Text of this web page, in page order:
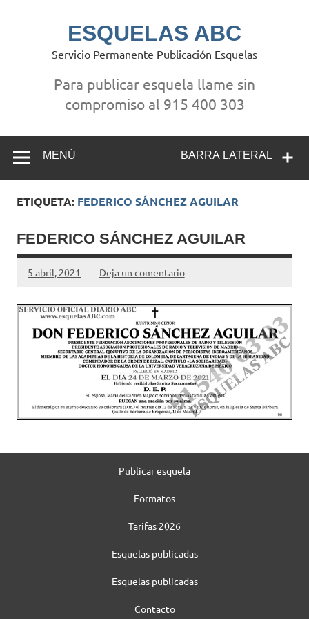
ESQUELAS ABC
Servicio Permanente Publicación Esquelas
Para publicar esquela llame sin
compromiso al 915 400 303
BARRA LATERAL
MENÚ
ETIQUETA: FEDERICO SÁNCHEZ AGUILAR
FEDERICO SÁNCHEZ AGUILAR
5 abril, 2021 Deja un comentario
Publicar esquela
Formatos
Tarifas 2026
Esquelas publicadas
Esquelas publicadas
Contacto